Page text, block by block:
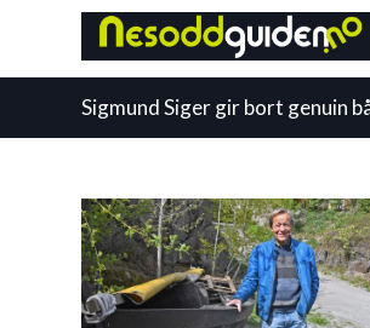
Sigmund Siger gir bort genuin